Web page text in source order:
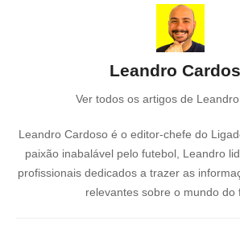
Leandro
Ver todos os artigos de
Leandro Cardoso é o editor-chefe do
paixão inabalável pelo futebol, Leandro
profissionais dedicados a trazer as
relevantes sobre o mundo do